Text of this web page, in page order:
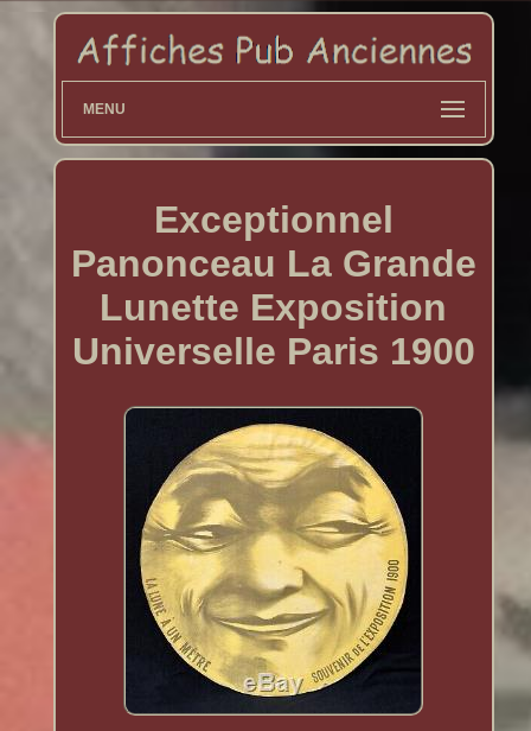
MENU
Exceptionnel
Panonceau La Grande
Lunette Exposition
Universelle Paris 1900